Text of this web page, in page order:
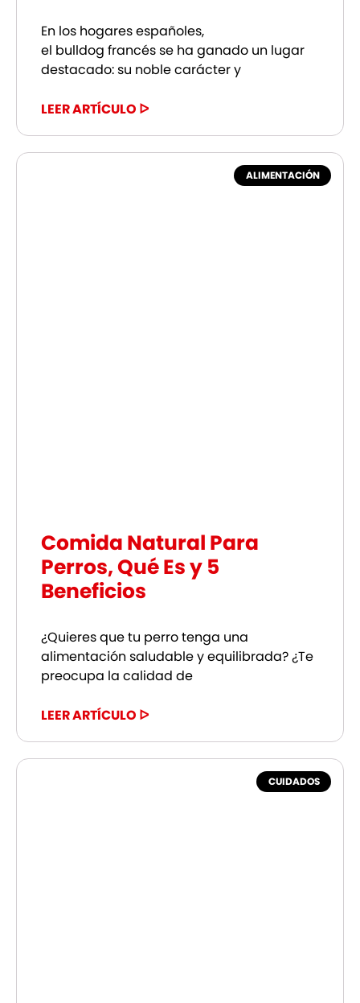
En los hogares españoles,
el bulldog francés se ha ganado un lugar
destacado: su noble carácter y
LEER ARTÍCULO ᐅ
ALIMENTACIÓN
Comida Natural Para
Perros, Qué Es y 5
Beneficios
¿Quieres que tu perro tenga una
alimentación saludable y equilibrada? ¿Te
preocupa la calidad de
LEER ARTÍCULO ᐅ
CUIDADOS